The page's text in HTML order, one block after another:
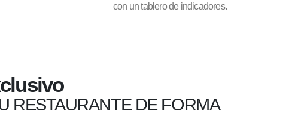
con un tablero de indicadores.
RESTAURANTE DE FORMA